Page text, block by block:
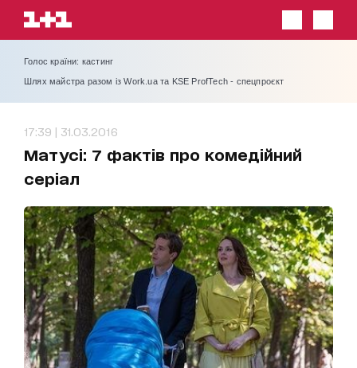
Голос країни: кастинг
Шлях майстра разом із Work.ua та KSE ProfTech - спецпроєкт
17:39 | 31.03.2016
Матусі: 7 фактів про комедійний
серіал